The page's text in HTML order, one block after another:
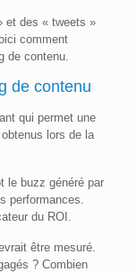
et des « tweets »
comment
de contenu.
de contenu
qui permet une
lors de la
le buzz généré par
performances.
du ROI.
être mesuré.
? Combien